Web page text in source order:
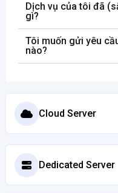
Dịch vụ của tôi đã
gì?
Tôi muốn gửi yêu
nào?
Cloud Server
Dedicated Server